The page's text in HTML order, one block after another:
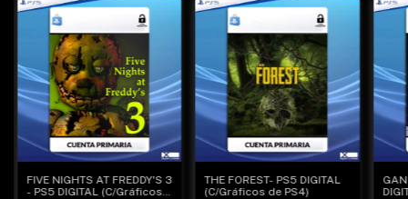
FIVE NIGHTS AT FREDDY'S 3
- PS5 DIGITAL (C/Gráficos
THE FOREST- PS5 DIGITAL
(C/Gráficos de PS4)